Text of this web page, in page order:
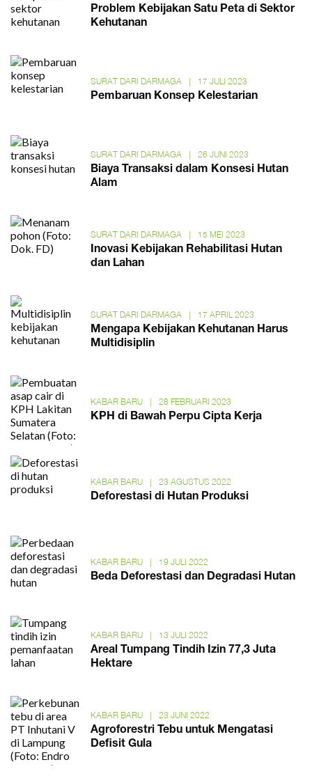
Problem Kebijakan Satu Peta di Sektor
Kehutanan
SURAT DARI DARMAGA | 17 JULI 2023
Pembaruan Konsep Kelestarian
SURAT DARI DARMAGA | 26 JUNI 2023
Biaya Transaksi dalam Konsesi Hutan
Alam
SURAT DARI DARMAGA | 15 MEI 2023
Inovasi Kebijakan Rehabilitasi Hutan
dan Lahan
SURAT DARI DARMAGA | 17 APRIL 2023
Mengapa Kebijakan Kehutanan Harus
Multidisiplin
KABAR BARU | 28 FEBRUARI 2023
KPH di Bawah Perpu Cipta Kerja
KABAR BARU | 23 AGUSTUS 2022
Deforestasi di Hutan Produksi
KABAR BARU | 19 JULI 2022
Beda Deforestasi dan Degradasi Hutan
KABAR BARU | 13 JULI 2022
Areal Tumpang Tindih Izin 77,3 Juta
Hektare
KABAR BARU | 23 JUNI 2022
Agroforestri Tebu untuk Mengatasi
Defisit Gula